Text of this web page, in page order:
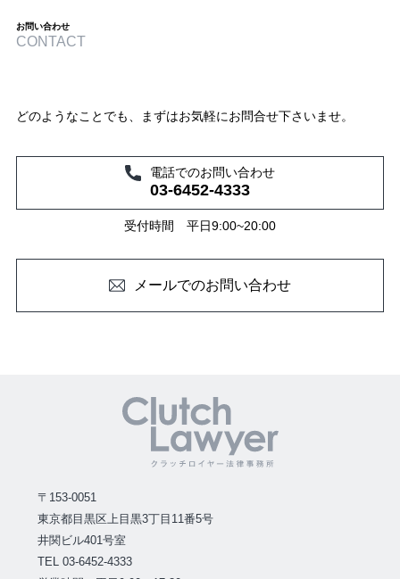
お問い合わせ
CONTACT
どのようなことでも、まずはお気軽にお問合せ下さいませ。
電話でのお問い合わせ
03-6452-4333
受付時間 平日9:00~20:00
メールでのお問い合わせ
〒153-0051
東京都目黒区上目黒3丁目11番5号
井関ビル401号室
TEL 03-6452-4333